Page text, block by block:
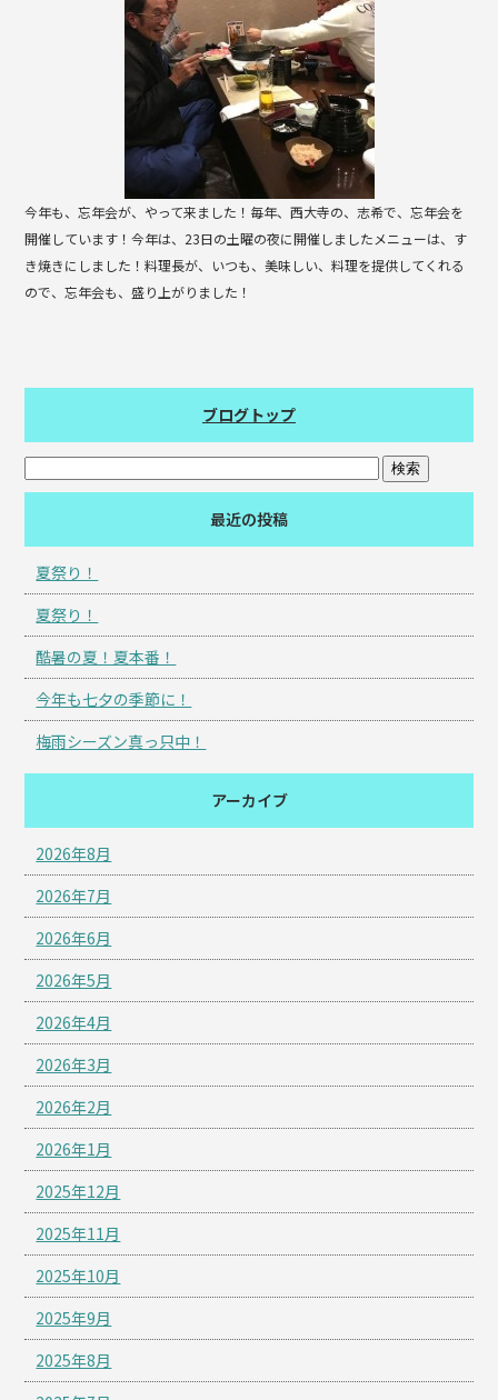
今年も、忘年会が、やって来ました！毎年、西大寺の、志希で、忘年会を
開催しています！今年は、23日の土曜の夜に開催しましたメニューは、す
き焼きにしました！料理長が、いつも、美味しい、料理を提供してくれる
ので、忘年会も、盛り上がりました！
ブログトップ
最近の投稿
夏祭り！
夏祭り！
酷暑の夏！夏本番！
今年も七夕の季節に！
梅雨シーズン真っ只中！
アーカイブ
2026年8月
2026年7月
2026年6月
2026年5月
2026年4月
2026年3月
2026年2月
2026年1月
2025年12月
2025年11月
2025年10月
2025年9月
2025年8月